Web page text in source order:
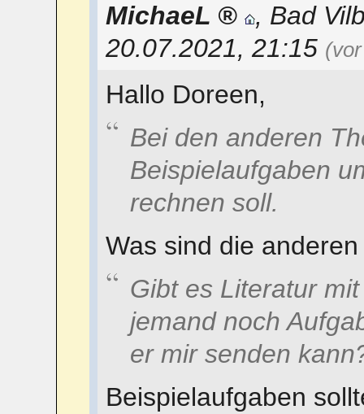
MichaeL , Bad
20.07.2021, 21:15
Hallo Doreen,
Bei den anderen
Beispielaufgaben
rechnen soll.
Was sind die
Gibt es Literatur
jemand noch
er mir senden
Beispielaufgaben